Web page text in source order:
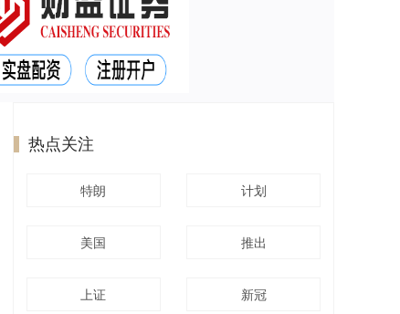
热点关注
特朗 计划
美国 推出
上证 新冠